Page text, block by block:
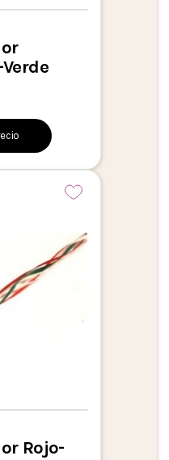
Rojo-